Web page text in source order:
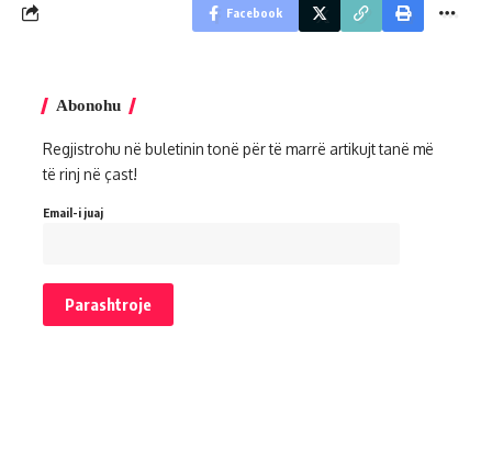
Facebook
Abonohu
Regjistrohu në buletinin tonë për të marrë artikujt tanë më
të rinj në çast!
Email-i juaj